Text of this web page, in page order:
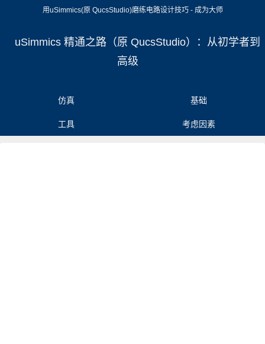
用uSimmics(原 QucsStudio)磨练电路设计技巧 - 成为大师
uSimmics 精通之路（原 QucsStudio）：从初学者到
高级
仿真 基础
工具 考虑因素